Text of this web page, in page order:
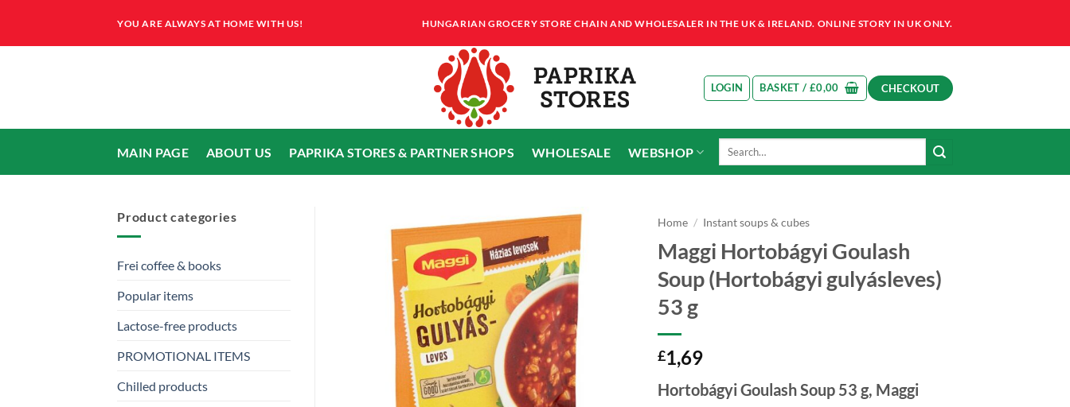
content
YOU ARE ALWAYS AT HOME WITH US! HUNGARIAN GROCERY STORE CHAIN AND WHOLESALER IN THE UK & IRELAND. ONLINE STORY IN UK ONLY.
LOGIN BASKET / £0,00 CHECKOUT
MAIN PAGE ABOUT US PAPRIKA STORES & PARTNER SHOPS WHOLESALE WEBSHOP
Search
Product categories
Frei coffee & books
Popular items
Lactose-free products
PROMOTIONAL ITEMS
Chilled products
Home / Instant soups & cubes
Maggi Hortobágyi Goulash
Soup (Hortobágyi gulyásleves)
53 g
£1,69
Hortobágyi Goulash Soup 53 g, Maggi